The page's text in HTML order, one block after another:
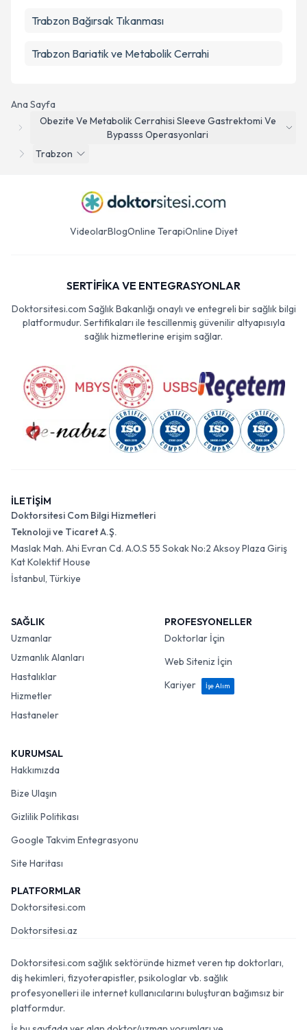
Ana Sayfa
Obezite Ve Metabolik Cerrahisi Sleeve Gastrektomi Ve
Bypasss Operasyonlari
Trabzon
Trabzon Bağırsak Tıkanması
Trabzon Bariatik ve Metabolik Cerrahi
VideolarBlogOnline TerapiOnline Diyet
SERTİFİKA VE ENTEGRASYONLAR
Doktorsitesi.com Sağlık Bakanlığı onaylı ve entegreli bir sağlık bilgi
platformudur. Sertifikaları ile tescillenmiş güvenilir altyapısıyla
sağlık hizmetlerine erişim sağlar.
İLETİŞİM
Doktorsitesi Com Bilgi Hizmetleri
Teknoloji ve Ticaret A.Ş.
Maslak Mah. Ahi Evran Cd. A.O.S 55 Sokak No:2 Aksoy Plaza Giriş
Kat Kolektif House
İstanbul, Türkiye
SAĞLIK
Uzmanlar
Uzmanlık Alanları
Hastalıklar
Hizmetler
Hastaneler
PROFESYONELLER
Doktorlar İçin
Web Siteniz İçin
Kariyer
İşe Alım
KURUMSAL
Hakkımızda
Bize Ulaşın
Gizlilik Politikası
Google Takvim Entegrasyonu
Site Haritası
PLATFORMLAR
Doktorsitesi.com
Doktorsitesi.az
Doktorsitesi.com sağlık sektöründe hizmet veren tıp doktorları,
diş hekimleri, fizyoterapistler, psikologlar vb. sağlık
profesyonelleri ile internet kullanıcılarını buluşturan bağımsız bir
platformdur.